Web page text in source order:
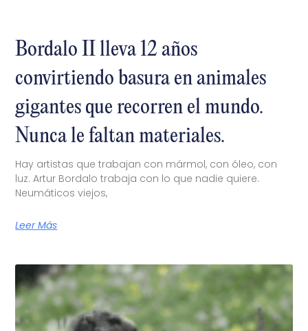
Bordalo II lleva 12 años
convirtiendo basura en animales
gigantes que recorren el mundo.
Nunca le faltan materiales.
Hay artistas que trabajan con mármol, con óleo, con
luz. Artur Bordalo trabaja con lo que nadie quiere.
Neumáticos viejos,
Leer Más